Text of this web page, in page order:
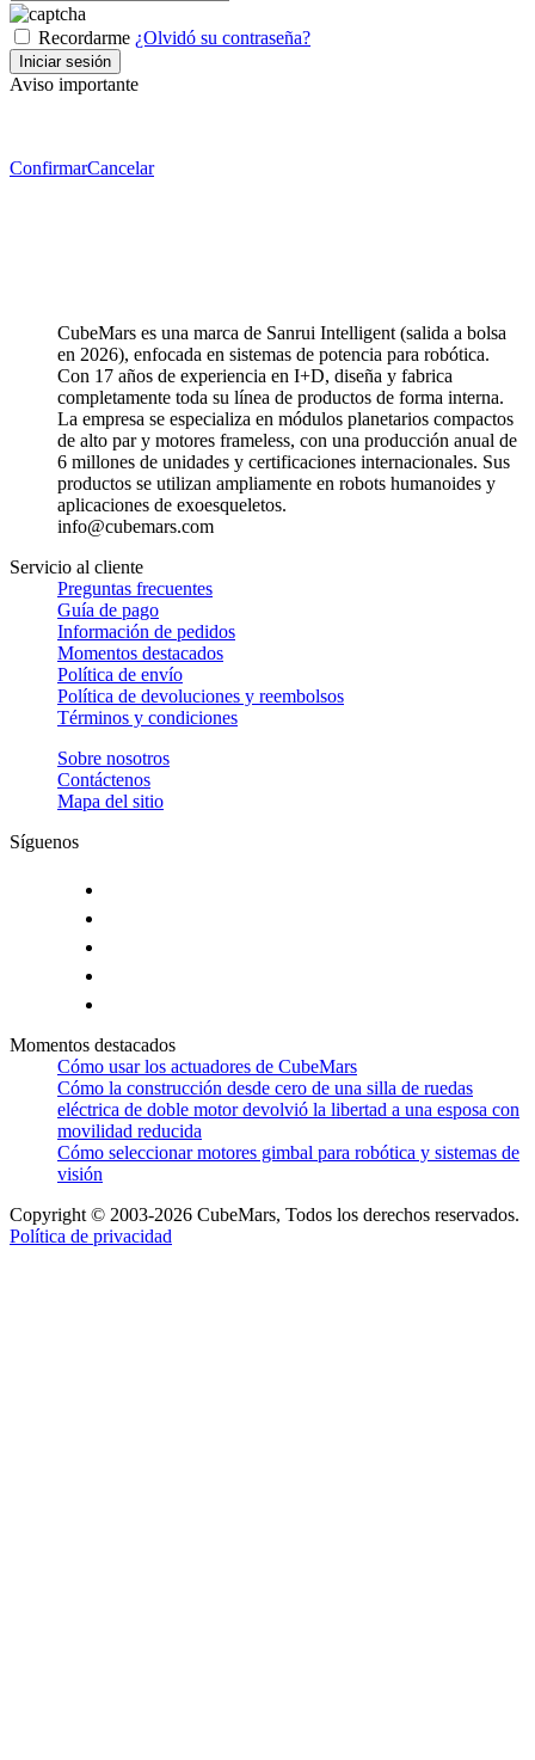
Recordarme ¿Olvidó su contraseña?
Aviso importante
ConfirmarCancelar
CubeMars es una marca de Sanrui Intelligent (salida a bolsa
en 2026), enfocada en sistemas de potencia para robótica.
Con 17 años de experiencia en I+D, diseña y fabrica
completamente toda su línea de productos de forma interna.
La empresa se especializa en módulos planetarios compactos
de alto par y motores frameless, con una producción anual de
6 millones de unidades y certificaciones internacionales. Sus
productos se utilizan ampliamente en robots humanoides y
aplicaciones de exoesqueletos.
info@cubemars.com
Servicio al cliente
Preguntas frecuentes
Guía de pago
Información de pedidos
Momentos destacados
Política de envío
Política de devoluciones y reembolsos
Términos y condiciones
Sobre nosotros
Contáctenos
Mapa del sitio
Síguenos
Momentos destacados
Cómo usar los actuadores de CubeMars
Cómo la construcción desde cero de una silla de ruedas
eléctrica de doble motor devolvió la libertad a una esposa con
movilidad reducida
Cómo seleccionar motores gimbal para robótica y sistemas de
visión
Copyright © 2003-2026 CubeMars, Todos los derechos reservados.
Política de privacidad